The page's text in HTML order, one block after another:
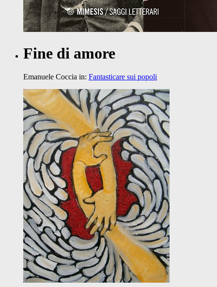
Fine di amore
Emanuele Coccia in: Fantasticare sui popoli